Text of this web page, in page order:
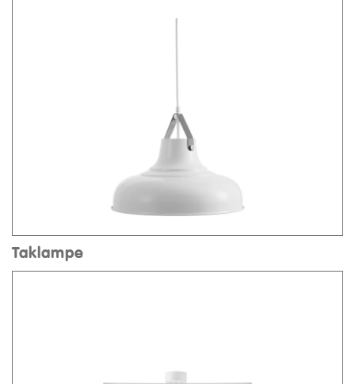
Taklampe